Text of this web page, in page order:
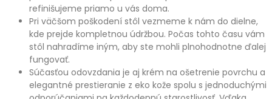
refinišujeme priamo u vás doma.
Pri väčšom poškodení stôl vezmeme k nám do dielne,
kde prejde kompletnou údržbou. Počas tohto času vám
stôl nahradíme iným, aby ste mohli plnohodnotne ďalej
fungovať.
Súčasťou odovzdania je aj krém na ošetrenie povrchu a
elegantné prestieranie z eko kože spolu s jednoduchými